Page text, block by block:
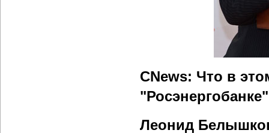
CNews: Что в
Леонид